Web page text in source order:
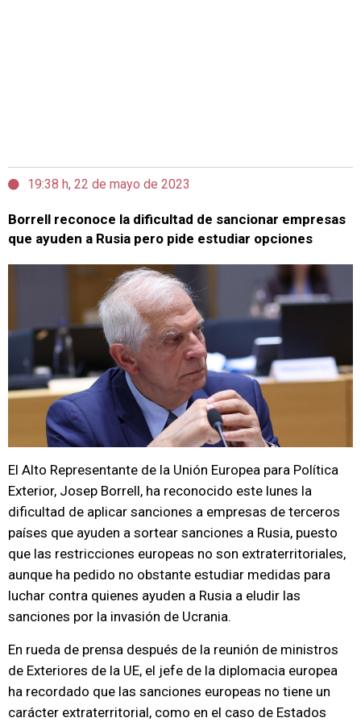
19:38 h, 22 de mayo de 2023
Borrell reconoce la dificultad de sancionar empresas
que ayuden a Rusia pero pide estudiar opciones
El Alto Representante de la Unión Europea para Política
Exterior, Josep Borrell, ha reconocido este lunes la
dificultad de aplicar sanciones a empresas de terceros
países que ayuden a sortear sanciones a Rusia, puesto
que las restricciones europeas no son extraterritoriales,
aunque ha pedido no obstante estudiar medidas para
luchar contra quienes ayuden a Rusia a eludir las
sanciones por la invasión de Ucrania.
En rueda de prensa después de la reunión de ministros
de Exteriores de la UE, el jefe de la diplomacia europea
ha recordado que las sanciones europeas no tiene un
carácter extraterritorial, como en el caso de Estados